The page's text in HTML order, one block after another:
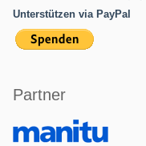
Unterstützen via PayPal
Partner